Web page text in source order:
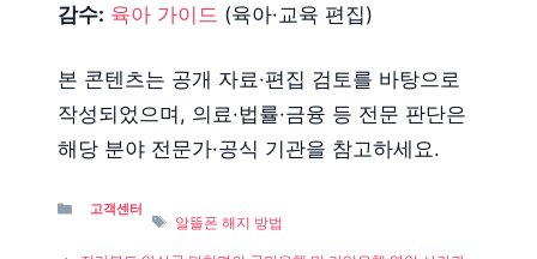
감수: 육아 가이드 (육아·교육 편집)
본 콘텐츠는 공개 자료·편집 검토를 바탕으로
작성되었으며, 의료·법률·금융 등 전문 판단은
해당 분야 전문가·공식 기관을 참고하세요.
Categories
고객센터
Tags
알뜰폰 해지 방법